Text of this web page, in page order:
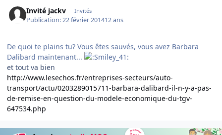
Invité jackv Invités
Publication:22 février 201412 ans
De quoi te plains tu? Vous êtes sauvés, vous avez Barbara
Dalibard maintenant...
et tout va bien
http://www.lesechos.fr/entreprises-secteurs/auto-
transport/actu/0203289015711-barbara-dalibard-il-n-y-a-pas-
de-remise-en-question-du-modele-economique-du-tgv-
647534.php